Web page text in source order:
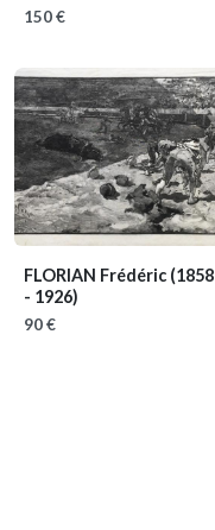
150 €
FLORIAN Frédéric (1858
- 1926)
90 €